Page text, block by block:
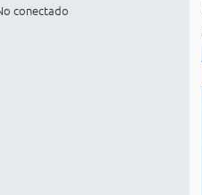
conectado